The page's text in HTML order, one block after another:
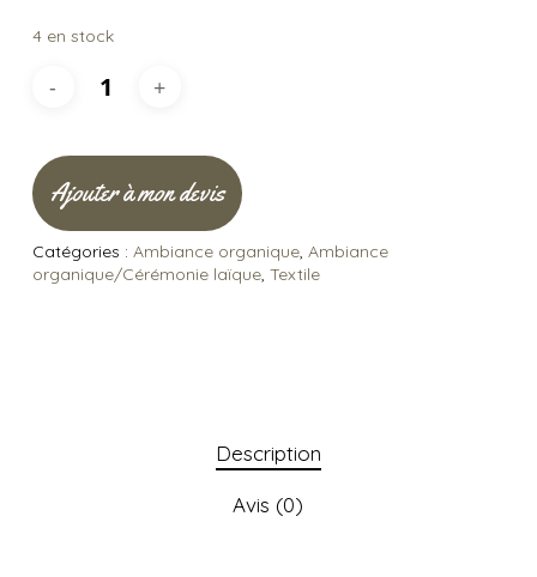
4 en stock
Ajouter à mon devis
Catégories : Ambiance organique, Ambiance
organique/Cérémonie laïque, Textile
Description
Avis (0)